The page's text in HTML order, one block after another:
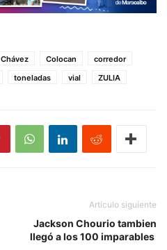
Chávez Colocan
corredor
toneladas vial ZULIA
Artículo siguiente
Jackson Chourio tambien
llegó a los 100 imparables